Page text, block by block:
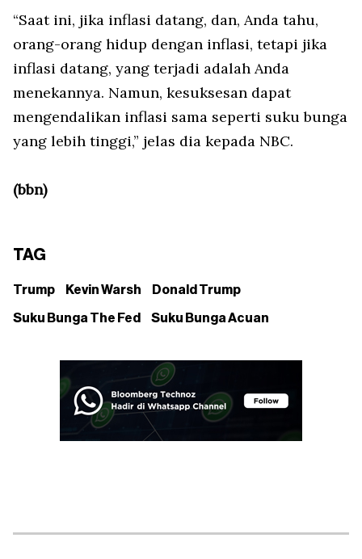
“Saat ini, jika inflasi datang, dan, Anda tahu,
orang-orang hidup dengan inflasi, tetapi jika
inflasi datang, yang terjadi adalah Anda
menekannya. Namun, kesuksesan dapat
mengendalikan inflasi sama seperti suku bunga
yang lebih tinggi,” jelas dia kepada NBC.
(bbn)
TAG
Trump Kevin Warsh Donald Trump
Suku Bunga The Fed Suku Bunga Acuan